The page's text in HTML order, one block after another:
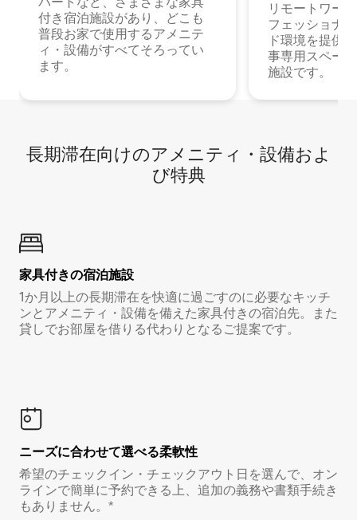
付き宿泊施設があり、どこも
普段お家で使用するアメニテ
ィ・設備がすべてそろってい
ます。
リモートワー
フェッショナ
ド環境を提供
事専用スペー
施設です。
長期滞在向け⁠のア⁠メ⁠ニ⁠テ⁠ィ⁠・設⁠備⁠およ
び特⁠典
家具付き⁠の宿⁠泊⁠施⁠設
1か月以上の長期滞在を快適に過ごすのに必要なキッチ
ンとアメニティ・設備を備えた家具付きの宿泊先。また
貸しでお部屋を借りる代わりとなるご提案です。
ニーズに合わせて選べる柔軟性
希望のチェックイン・チェックアウト日を選んで、オン
ラインで簡単に予約できる上、追加の義務や書類手続き
もありません。*